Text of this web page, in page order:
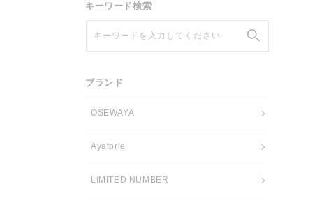
キーワード検索
キーワードを入力してください
ブランド
OSEWAYA
Ayatorie
LIMITED NUMBER